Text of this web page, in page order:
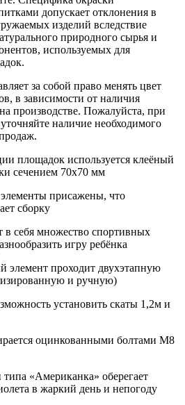
допускает отклонения в
изделий вследствие
природного сырья и
используемых для
за собой право менять цвет
в зависимости от наличия
производстве. Пожалуйста, при
наличие необходимого
площадок используется клеёный
сечением 70х70 мм
присажены, что
сборку
в себя множество спортивных
игру ребёнка
элемент проходит двухэтапную
и ручную)
установить скаты 1,2м и
оцинкованными болтами М8
«Американка» оберегает
в жаркий день и непогоду